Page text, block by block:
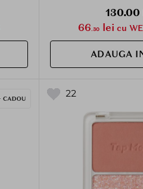
130.00
66.30lei cu
ADAUGA
22